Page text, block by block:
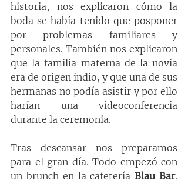
historia, nos explicaron cómo la
boda se había tenido que posponer
por problemas familiares y
personales. También nos explicaron
que la familia materna de la novia
era de origen indio, y que una de sus
hermanas no podía asistir y por ello
harían una videoconferencia
durante la ceremonia.
Tras descansar nos preparamos
para el gran día. Todo empezó con
un brunch en la cafetería Blau Bar.